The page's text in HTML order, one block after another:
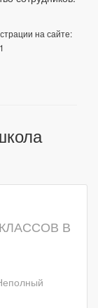
на сайте:
В